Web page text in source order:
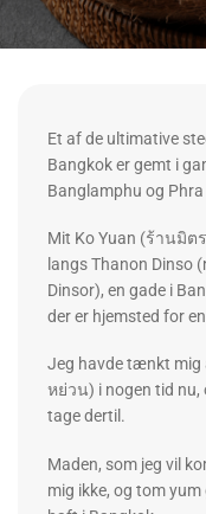
Et af de ultimative
Bangkok er gemt i
Banglamphu og
Mit Ko Yuan (ร้านมิต
langs Thanon Dinso
Dinsor), en gade i
der er hjemsted for
Jeg havde tænkt mig
หย่วน) i nogen tid nu,
tage dertil.
Maden, som jeg vil
mig ikke, og tom